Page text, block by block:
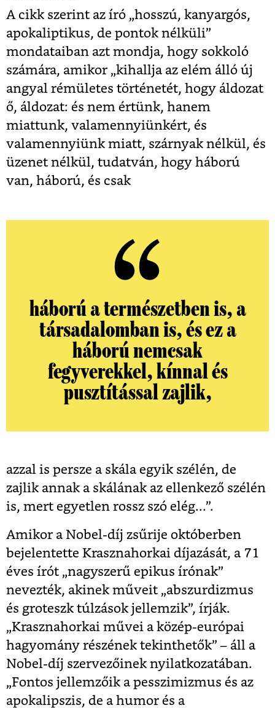
A cikk szerint az író „hosszú, kanyargós,
apokaliptikus, de pontok nélküli”
mondataiban azt mondja, hogy sokkoló
számára, amikor „kihallja az elém álló új
angyal rémületes történetét, hogy áldozat
ő, áldozat: és nem értünk, hanem
miattunk, valamennyiünkért, és
valamennyiünk miatt, szárnyak nélkül, és
üzenet nélkül, tudatván, hogy háború
van, háború, és csak
háború a természetben is, a
társadalomban is, és ez a
háború nemcsak
fegyverekkel, kínnal és
pusztítással zajlik,
azzal is persze a skála egyik szélén, de
zajlik annak a skálának az ellenkező szélén
is, mert egyetlen rossz szó elég...”.
Amikor a Nobel-díj zsűrije októberben
bejelentette Krasznahorkai díjazását, a 71
éves írót „nagyszerű epikus írónak”
nevezték, akinek műveit „abszurdizmus
és groteszk túlzások jellemzik”, írják.
„Krasznahorkai művei a közép-európai
hagyomány részének tekinthetők” – áll a
Nobel-díj szervezőinek nyilatkozatában.
„Fontos jellemzőik a pesszimizmus és az
apokalipszis, de a humor és a